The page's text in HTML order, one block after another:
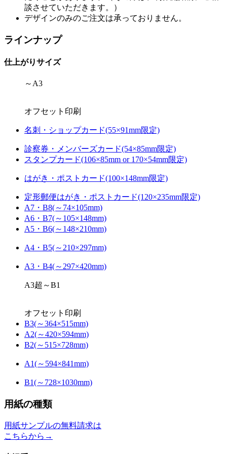
談させていただきます。）
デザインのみのご注文は承っておりません。
ラインナップ
仕上がりサイズ
～A3
オフセット印刷
名刺・ショップカード(55×91mm限定)
診察券・メンバーズカード(54×85mm限定)
スタンプカード(106×85mm or 170×54mm限定)
はがき・ポストカード(100×148mm限定)
定形郵便はがき・ポストカード(120×235mm限定)
A7・B8(～74×105mm)
A6・B7(～105×148mm)
A5・B6(～148×210mm)
A4・B5(～210×297mm)
A3・B4(～297×420mm)
A3超～B1
オフセット印刷
B3(～364×515mm)
A2(～420×594mm)
B2(～515×728mm)
A1(～594×841mm)
B1(～728×1030mm)
用紙の種類
用紙サンプルの無料請求は
こちらから→